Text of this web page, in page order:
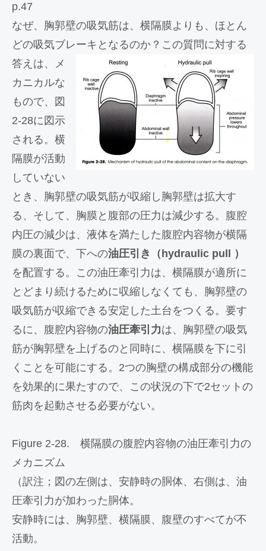
p.47
なぜ、胸郭壁の吸気筋は、横隔膜よりも、ほとん
どの吸気ブレーキとなるのか？この質問に対する
答えは、 メ
カニカルな
もので、図
2-28に図示
される。横
隔膜が活動
していない
とき、胸郭壁の吸気筋が収縮し胸郭壁は拡大す
る、そして、胸膜と腹部の圧力は減少する。腹腔
内圧の減少は、液体を満たした腹腔内容物が横隔
膜の裏面で、下への油圧引き（hydraulic pull ）
を配置する。この油圧牽引力は、横隔膜が適所に
とどまり続けるために収縮しなくても、胸郭壁の
吸気筋が収縮できる安定した土台をつくる。要す
るに、腹腔内容物の油圧牽引力は、胸郭壁の吸気
筋が胸郭壁を上げるのと同時に、横隔膜を下に引
くことを可能にする。2つの胸壁の構成部分の機能
を効果的に果たすので、この状況の下で2セットの
筋肉を起動させる必要がない。
Figure 2-28. 横隔膜の腹腔内容物の油圧牽引力の
メカニズム
（訳注；図の左側は、安静時の胴体、右側は、油
圧牽引力が加わった胴体。
安静時には、胸郭壁、横隔膜、腹壁のすべてが不
活動。